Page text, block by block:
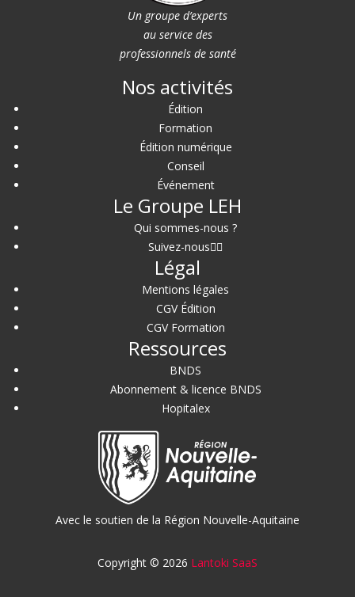
Un groupe d’experts
au service des
professionnels de santé
Nos activités
Édition
Formation
Édition numérique
Conseil
Événement
Le Groupe LEH
Qui sommes-nous ?
Suivez-nous
Légal
Mentions légales
CGV Édition
CGV Formation
Ressources
BNDS
Abonnement & licence BNDS
Hopitalex
Avec le soutien de la Région Nouvelle-Aquitaine
Copyright © 2026 Lantoki SaaS